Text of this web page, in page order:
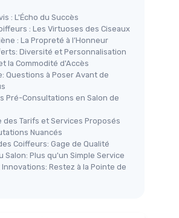
: L'Écho du Succès
: Les Virtuoses des Ciseaux
: La Propreté à l’Honneur
Diversité et Personnalisation
la Commodité d'Accès
Questions à Poser Avant de
Pré-Consultations en Salon de
des Tarifs et Services Proposés
Nuancés
Coiffeurs: Gage de Qualité
Salon: Plus qu'un Simple Service
Restez à la Pointe de